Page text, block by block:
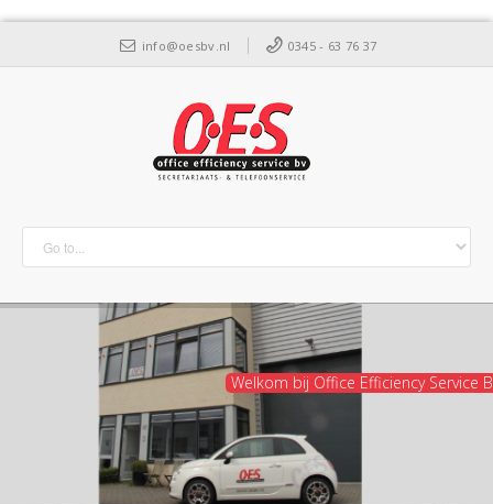
info@oesbv.nl 0345 - 63 76 37
Welkom bij Office Efficiency Service